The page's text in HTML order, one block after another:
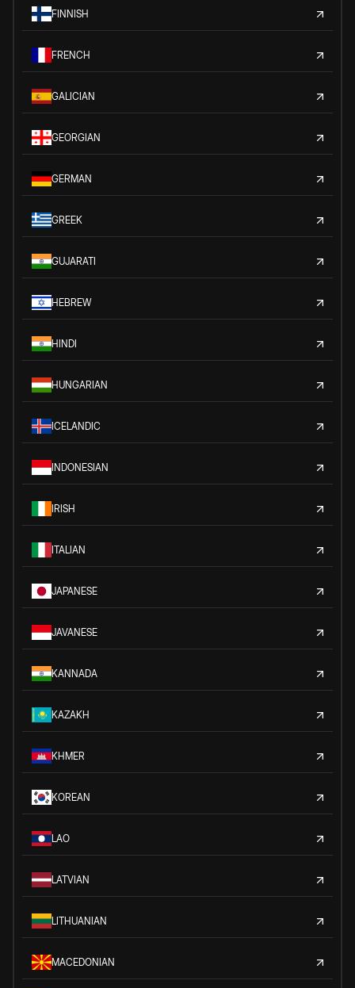
FINNISH
FRENCH
GALICIAN
GEORGIAN
GERMAN
GREEK
GUJARATI
HEBREW
HINDI
HUNGARIAN
ICELANDIC
INDONESIAN
IRISH
ITALIAN
JAPANESE
JAVANESE
KANNADA
KAZAKH
KHMER
KOREAN
LAO
LATVIAN
LITHUANIAN
MACEDONIAN